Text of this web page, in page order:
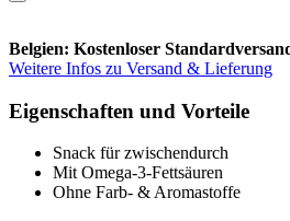
Belgien: Kostenloser
Weitere Infos zu Versand & Lieferung
Eigenschaften und Vorteile
Snack für zwischendurch
Mit Omega-3-Fettsäuren
Ohne Farb- & Aromastoffe